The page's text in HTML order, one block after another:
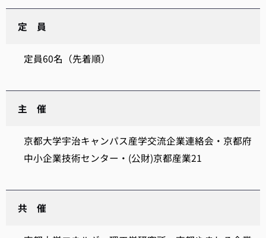
定 員
定員60名（先着順）
主 催
京都大学宇治キャンパス産学交流企業連絡会・京都府
中小企業技術センター・(公財)京都産業21
共 催